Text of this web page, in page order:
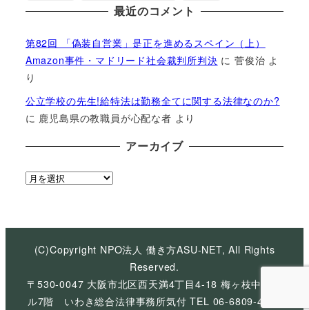
最近のコメント
第82回 「偽装自営業」是正を進めるスペイン（上）
Amazon事件・マドリード社会裁判所判決 に菅俊治 よ
り
公立学校の先生!給特法は勤務全てに関する法律なのか?
に 鹿児島県の教職員が心配な者 より
アーカイブ
ア
イ
(C)Copyright NPO法人 働き方ASU-NET, All Rights
Reserved.
〒530-0047 大阪市北区西天満4丁目4-18 梅ヶ枝中央ビ
ル7階 いわき総合法律事務所気付 TEL 06-6809-4926